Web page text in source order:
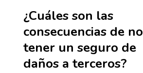
¿Cuáles son las
consecuencias de no
tener un seguro de
daños a terceros?